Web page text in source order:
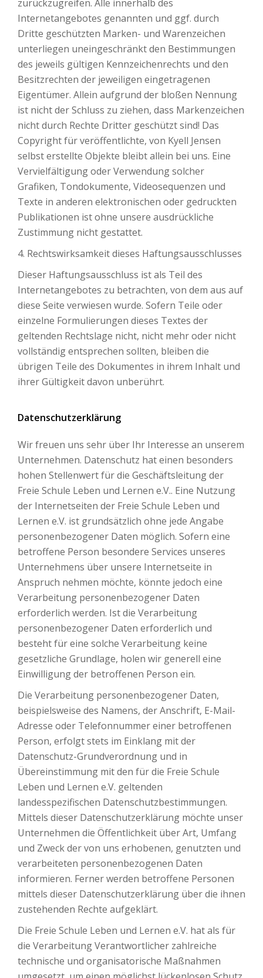
zurückzugreifen. Alle innerhalb des
Internetangebotes genannten und ggf. durch
Dritte geschützten Marken- und Warenzeichen
unterliegen uneingeschränkt den Bestimmungen
des jeweils gültigen Kennzeichenrechts und den
Besitzrechten der jeweiligen eingetragenen
Eigentümer. Allein aufgrund der bloßen Nennung
ist nicht der Schluss zu ziehen, dass Markenzeichen
nicht durch Rechte Dritter geschützt sind! Das
Copyright für veröffentlichte, von Kyell Jensen
selbst erstellte Objekte bleibt allein bei uns. Eine
Vervielfältigung oder Verwendung solcher
Grafiken, Tondokumente, Videosequenzen und
Texte in anderen elektronischen oder gedruckten
Publikationen ist ohne unsere ausdrückliche
Zustimmung nicht gestattet.
4. Rechtswirksamkeit dieses Haftungsausschlusses
Dieser Haftungsausschluss ist als Teil des
Internetangebotes zu betrachten, von dem aus auf
diese Seite verwiesen wurde. Sofern Teile oder
einzelne Formulierungen dieses Textes der
geltenden Rechtslage nicht, nicht mehr oder nicht
vollständig entsprechen sollten, bleiben die
übrigen Teile des Dokumentes in ihrem Inhalt und
ihrer Gültigkeit davon unberührt.
Datenschutzerklärung
Wir freuen uns sehr über Ihr Interesse an unserem
Unternehmen. Datenschutz hat einen besonders
hohen Stellenwert für die Geschäftsleitung der
Freie Schule Leben und Lernen e.V.. Eine Nutzung
der Internetseiten der Freie Schule Leben und
Lernen e.V. ist grundsätzlich ohne jede Angabe
personenbezogener Daten möglich. Sofern eine
betroffene Person besondere Services unseres
Unternehmens über unsere Internetseite in
Anspruch nehmen möchte, könnte jedoch eine
Verarbeitung personenbezogener Daten
erforderlich werden. Ist die Verarbeitung
personenbezogener Daten erforderlich und
besteht für eine solche Verarbeitung keine
gesetzliche Grundlage, holen wir generell eine
Einwilligung der betroffenen Person ein.
Die Verarbeitung personenbezogener Daten,
beispielsweise des Namens, der Anschrift, E-Mail-
Adresse oder Telefonnummer einer betroffenen
Person, erfolgt stets im Einklang mit der
Datenschutz-Grundverordnung und in
Übereinstimmung mit den für die Freie Schule
Leben und Lernen e.V. geltenden
landesspezifischen Datenschutzbestimmungen.
Mittels dieser Datenschutzerklärung möchte unser
Unternehmen die Öffentlichkeit über Art, Umfang
und Zweck der von uns erhobenen, genutzten und
verarbeiteten personenbezogenen Daten
informieren. Ferner werden betroffene Personen
mittels dieser Datenschutzerklärung über die ihnen
zustehenden Rechte aufgeklärt.
Die Freie Schule Leben und Lernen e.V. hat als für
die Verarbeitung Verantwortlicher zahlreiche
technische und organisatorische Maßnahmen